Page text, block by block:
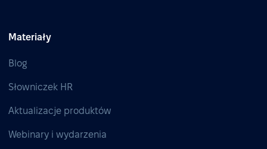
Materiały
Blog
Słowniczek HR
Aktualizacje produktów
Webinary i wydarzenia